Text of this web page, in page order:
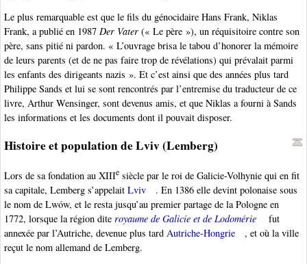
Le plus remarquable est que le fils du génocidaire Hans Frank, Niklas
Frank, a publié en 1987 Der Vater (« Le père »), un réquisitoire contre son
père, sans pitié ni pardon. « L’ouvrage brisa le tabou d’honorer la mémoire
de leurs parents (et de ne pas faire trop de révélations) qui prévalait parmi
les enfants des dirigeants nazis ». Et c’est ainsi que des années plus tard
Philippe Sands et lui se sont rencontrés par l’entremise du traducteur de ce
livre, Arthur Wensinger, sont devenus amis, et que Niklas a fourni à Sands
les informations et les documents dont il pouvait disposer.
Histoire et population de Lviv (Lemberg)
Lors de sa fondation au XIIIe siècle par le roi de Galicie-Volhynie qui en fit
sa capitale, Lemberg s’appelait Lviv
. En 1386 elle devint polonaise sous
le nom de Lwów, et le resta jusqu’au premier partage de la Pologne en
1772, lorsque la région dite royaume de Galicie et de Lodomérie
fut
annexée par l’Autriche, devenue plus tard Autriche-Hongrie
, et où la ville
reçut le nom allemand de Lemberg.